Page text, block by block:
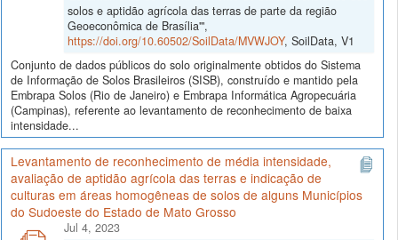
solos e aptidão agrícola das terras de parte da região
Geoeconômica de Brasília'",
https://doi.org/10.60502/SoilData/MVWJOY, SoilData, V1
Conjunto de dados públicos do solo originalmente obtidos do Sistema
de Informação de Solos Brasileiros (SISB), construído e mantido pela
Embrapa Solos (Rio de Janeiro) e Embrapa Informática Agropecuária
(Campinas), referente ao levantamento de reconhecimento de baixa
intensidade...
Levantamento de reconhecimento de média intensidade,
avaliação de aptidão agrícola das terras e indicação de
culturas em áreas homogêneas de solos de alguns Municípios
do Sudoeste do Estado de Mato Grosso
Jul 4, 2023